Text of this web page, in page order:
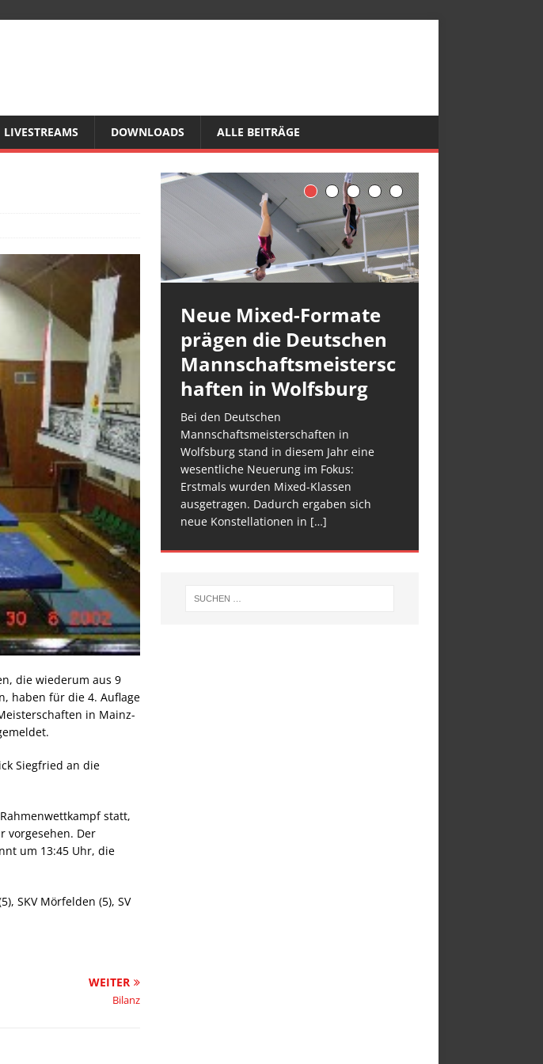
LIVESTREAMS DOWNLOADS ALLE BEITRÄGE
die wiederum aus 9
haben für die 4. Auflage
in Mainz-
Siegfried an die
statt,
vorgesehen. Der
um 13:45 Uhr, die
SKV Mörfelden (5), SV
WEITER
Bilanz
Neue Mixed-Formate
prägen die Deutschen
Mannschaftsmeistersc
haften in Wolfsburg
Bei den Deutschen
Mannschaftsmeisterschaften in
Wolfsburg stand in diesem Jahr eine
wesentliche Neuerung im Fokus:
Erstmals wurden Mixed-Klassen
ausgetragen. Dadurch ergaben sich
neue Konstellationen in […]